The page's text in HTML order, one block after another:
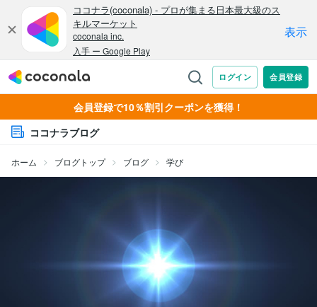
会員登録で10％割引クーポンを獲得！
ココナラブログ
ホーム ブログトップ ブログ 学び